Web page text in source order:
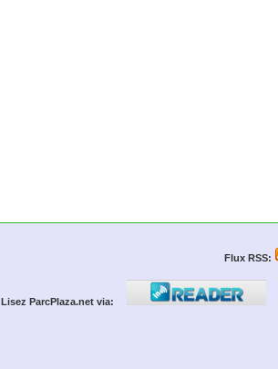
Flux RSS:
Lisez ParcPlaza.net via: